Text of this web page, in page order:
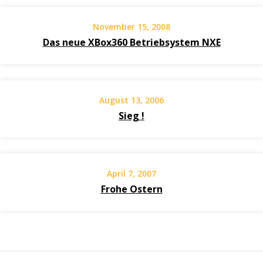
November 15, 2008
Das neue XBox360 Betriebsystem NXE
August 13, 2006
Sieg !
April 7, 2007
Frohe Ostern